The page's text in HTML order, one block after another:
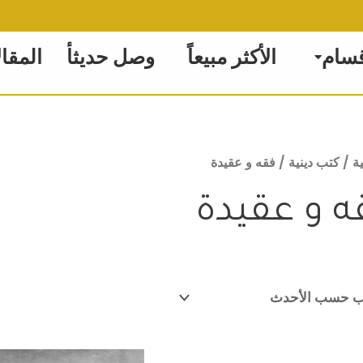
الأكثر مبيعاً وصل حديثأ
/كتب دينية / فقه و عقيدة
و عقيدة
السعر